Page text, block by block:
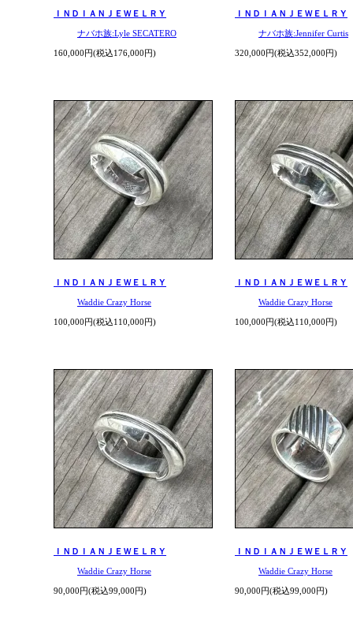
ＩＮＤＩＡＮＪＥＷＥＬＲＹ
ナバホ族:Lyle SECATERO
160,000円(税込176,000円)
ＩＮＤＩＡＮＪＥＷＥＬＲＹ
ナバホ族:Jennifer Curtis
320,000円(税込352,000円)
ＩＮＤＩＡＮＪＥＷＥＬＲＹ
Waddie Crazy Horse
100,000円(税込110,000円)
ＩＮＤＩＡＮＪＥＷＥＬＲＹ
Waddie Crazy Horse
100,000円(税込110,000円)
ＩＮＤＩＡＮＪＥＷＥＬＲＹ
Waddie Crazy Horse
90,000円(税込99,000円)
ＩＮＤＩＡＮＪＥＷＥＬＲＹ
Waddie Crazy Horse
90,000円(税込99,000円)